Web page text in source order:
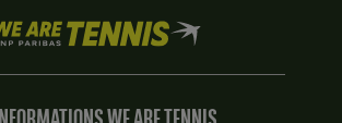
We
are
Tennis
BNP